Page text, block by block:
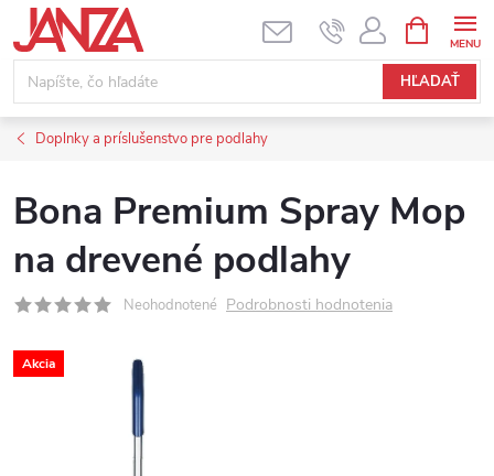
Prejsť na obsah
HĽADAŤ
Doplnky a príslušenstvo pre podlahy
Bona Premium Spray Mop
na drevené podlahy
Neohodnotené Podrobnosti hodnotenia
Akcia